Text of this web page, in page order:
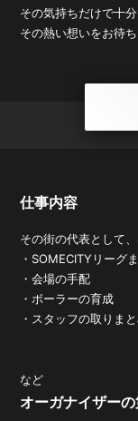
その気持ちだけで十分
その熱い想いをお待ち
仕事内容
その街の代表として
・SOMECITYリーグ
・会場の手配
・ボーラーの育成
・スタッフの取りま
など
オーガナイザー